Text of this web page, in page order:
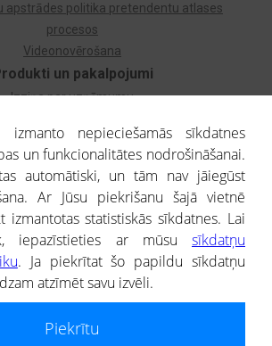
un pakalpojumi
Izziņa par uzņēmumu
Dzimtas koks
Uzņēmumu atlase
Monitorings
par ārvalstu uzņēmumiem
apstrādes politika pretendentu atlases
procesos
Videonovērošana
izmanto nepieciešamās sīkdatnes
un funkcionalitātes nodrošināšanai.
automātiski, un tām nav jāiegūst
Ar Jūsu piekrišanu šajā vietnē
statistiskās sīkdatnes. Lai
iepazīstieties ar mūsu sīkdatņu
. Ja piekrītat šo papildu sīkdatņu
atzīmēt savu izvēli.
Piekrītu